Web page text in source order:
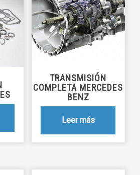
TRANSMISIÓN
COMPLETA MERCEDES
BENZ
Leer más